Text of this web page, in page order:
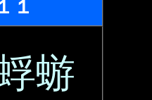
１
蝣